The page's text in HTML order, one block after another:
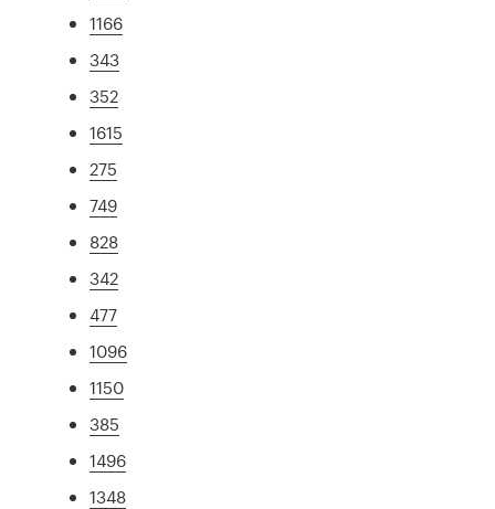
1166
343
352
1615
275
749
828
342
477
1096
1150
385
1496
1348